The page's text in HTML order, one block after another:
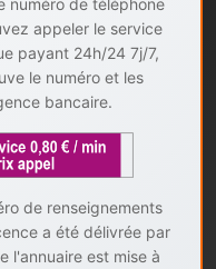
numéro de téléphone
appeler le service
payant 24h/24 7j/7,
le numéro et les
bancaire.
de renseignements
a été délivrée par
l'annuaire est mise à